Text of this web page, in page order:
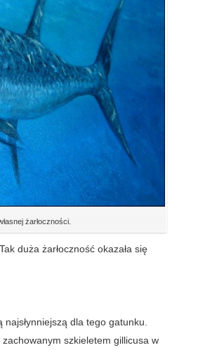
żarłoczności.
duża żarłoczność okazała się
dla tego gatunku.
szkieletem gillicusa w